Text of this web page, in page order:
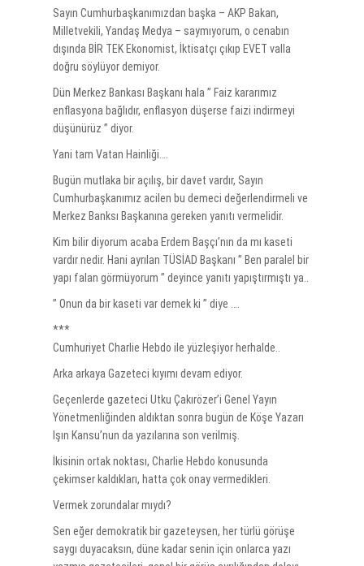
Sayın Cumhurbaşkanımızdan başka – AKP Bakan,
Milletvekili, Yandaş Medya – saymıyorum, o cenabın
dışında BİR TEK Ekonomist, İktisatçı çıkıp EVET valla
doğru söylüyor demiyor.
Dün Merkez Bankası Başkanı hala ” Faiz kararımız
enflasyona bağlıdır, enflasyon düşerse faizi indirmeyi
düşünürüz ” diyor.
Yani tam Vatan Hainliği….
Bugün mutlaka bir açılış, bir davet vardır, Sayın
Cumhurbaşkanımız acilen bu demeci değerlendirmeli ve
Merkez Banksı Başkanına gereken yanıtı vermelidir.
Kim bilir diyorum acaba Erdem Başçı’nın da mı kaseti
vardır nedir. Hani ayrılan TÜSİAD Başkanı ” Ben paralel bir
yapı falan görmüyorum ” deyince yanıtı yapıştırmıştı ya..
” Onun da bir kaseti var demek ki ” diye ….
***
Cumhuriyet Charlie Hebdo ile yüzleşiyor herhalde..
Arka arkaya Gazeteci kıyımı devam ediyor.
Geçenlerde gazeteci Utku Çakırözer’i Genel Yayın
Yönetmenliğinden aldıktan sonra bugün de Köşe Yazarı
Işın Kansu’nun da yazılarına son verilmiş.
İkisinin ortak noktası, Charlie Hebdo konusunda
çekimser kaldıkları, hatta çok onay vermedikleri.
Vermek zorundalar mıydı?
Sen eğer demokratik bir gazeteysen, her türlü görüşe
saygı duyacaksın, düne kadar senin için onlarca yazı